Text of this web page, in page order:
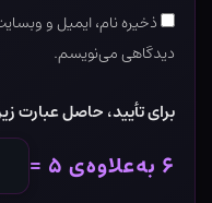
ذخیره نام، ایمیل و
دیدگاهی می‌نویسم.
برای تأیید، حاصل عبارت
۶ به‌علاوه‌ی ۵ =